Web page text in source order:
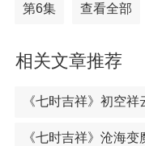
第6集 查看全部
相关文章推荐
《七时吉祥》初空
《七时吉祥》沧海